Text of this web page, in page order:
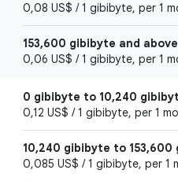
0,08 US$ / 1 gibibyte, per 1
153,600 gibibyte and above
0,06 US$ / 1 gibibyte, per 1
0 gibibyte to 10,240
0,12 US$ / 1 gibibyte, per 1
10,240 gibibyte to 153,600
0,085 US$ / 1 gibibyte, per 1